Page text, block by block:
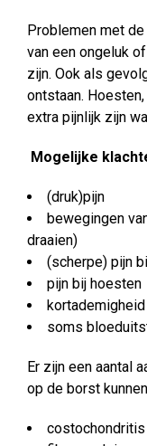
Problemen met
van een ongeluk
zijn. Ook als
ontstaan.
extra pijnlijk zijn
Mogelijke
(druk)pijn
bewegingen
draaien)
(scherpe) pijn
pijn bij hoesten
kortademigheid
soms
Er zijn een aantal
op de borst
costochondritis